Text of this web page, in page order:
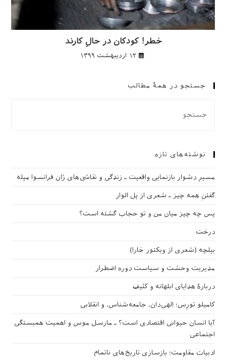
خطر! کودکان در حالِ کارند
۱۲ اردیبهشت ۱۳۹۹
جستجو در همهٔ مطالب
نوشته‌های تازه
مسیرِ دشوار بازنمایی واقعیت ـ زندگی و نقاشی‌های ژان فرانسوا میله
گفتنِ همه چیز ـ شعری از پل الوار
پس چه چیز میان من و تو حجاب گشته است؟
درخت
بیلچه (شعری از ویکتور خارا)
مدیریت وحشت و سیاست دوره اضطرار
دربارهٔ هدایای ابلهانه و کثیف
کامیلو تورِس؛ الهی‌دان، جامعه‌شناس، و انقلابی
آیا انسان حیوانی اقتصادی است؟ ـ مارسل موس و اهمیت همبستگی
اجتماعی
ادبیات مقاومت؛ بازسازی تاریخ‌های ناتمام